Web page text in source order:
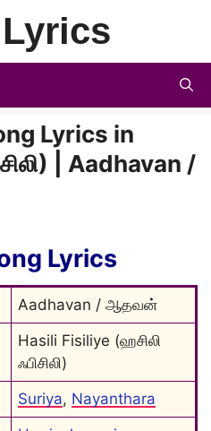
Lyrics in
| Aadhavan /
Lyrics
Aadhavan / ஆதவன்
Hasili Fisiliye (ஹசிலி
ஃபிசிலி)
Suriya, Nayanthara